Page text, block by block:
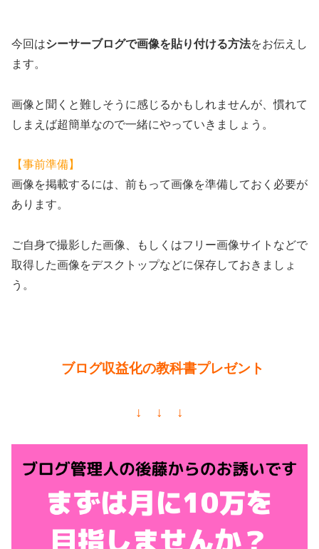
今回はシーサーブログで画像を貼り付ける方法をお伝えし
ます。
画像と聞くと難しそうに感じるかもしれませんが、慣れて
しまえば超簡単なので一緒にやっていきましょう。
【事前準備】
画像を掲載するには、前もって画像を準備しておく必要が
あります。
ご自身で撮影した画像、もしくはフリー画像サイトなどで
取得した画像をデスクトップなどに保存しておきましょ
う。
ブログ収益化の教科書プレゼント
↓ ↓ ↓